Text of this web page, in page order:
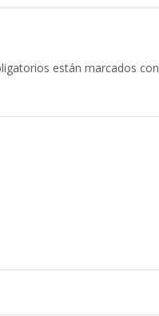
están marcados con